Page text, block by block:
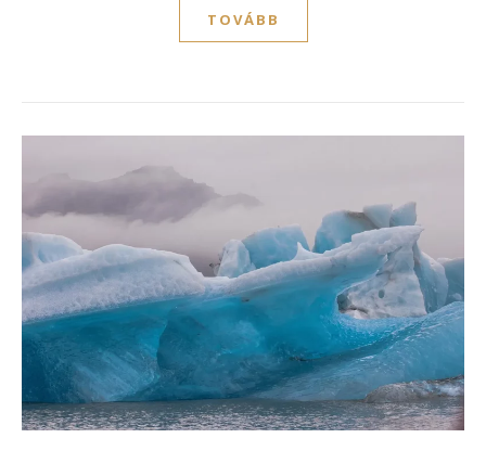
TOVÁBB